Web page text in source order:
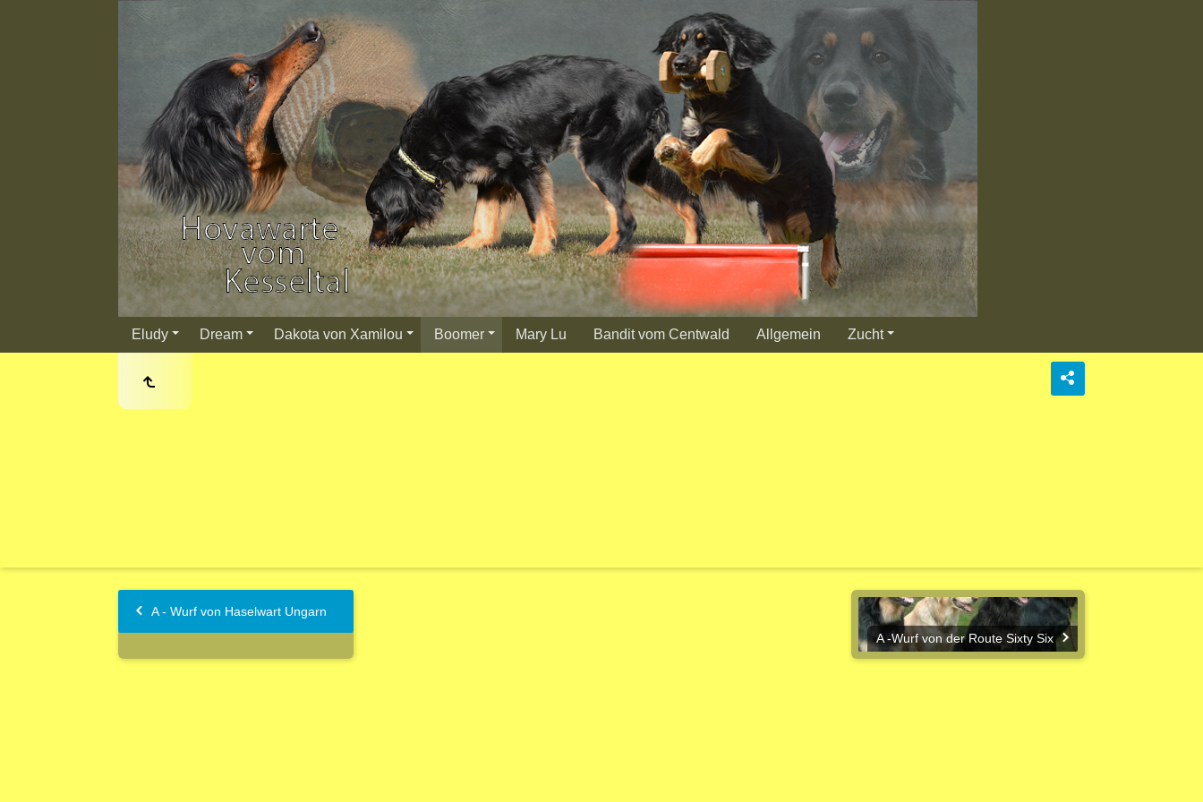
Eludy Dream Dakota von Xamilou Boomer Mary Lu Bandit vom Centwald Allgemein Zucht
A - Wurf von Haselwart Ungarn
A -Wurf von der Route Sixty Six